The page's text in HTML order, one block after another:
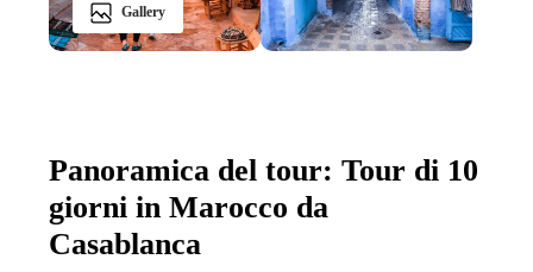
Gallery
Panoramica del tour: Tour di 10
giorni in Marocco da
Casablanca